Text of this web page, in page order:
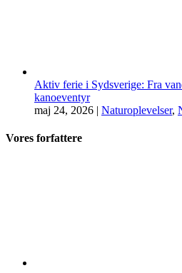
Aktiv ferie i Sydsverige: Fra
kanoeventyr
maj 24, 2026 | Naturoplevelser,
Vores forfattere